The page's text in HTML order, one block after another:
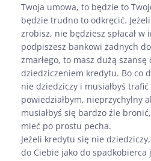
Twoja umowa, to będzie to
będzie trudno to odkręcić.
zrobisz, nie będziesz spłacał w
podpiszesz bankowi żadnych
zmarłego, to masz dużą
dziedziczeniem kredytu. Bo co
nie dziedziczy i musiałbyś
powiedziałbym, nieprzychylny
musiałbyś się bardzo źle
mieć po prostu pecha.
Jeżeli kredytu się nie
do Ciebie jako do spadkobierca